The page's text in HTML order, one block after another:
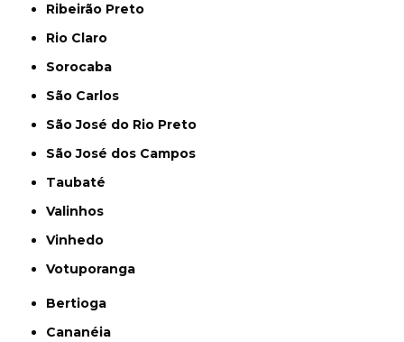
Ribeirão Preto
Rio Claro
Sorocaba
São Carlos
São José do Rio Preto
São José dos Campos
Taubaté
Valinhos
Vinhedo
Votuporanga
Bertioga
Cananéia